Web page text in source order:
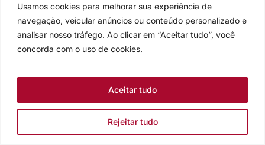
Usamos cookies para melhorar sua experiência de
navegação, veicular anúncios ou conteúdo personalizado e
analisar nosso tráfego. Ao clicar em “Aceitar tudo”, você
concorda com o uso de cookies.
Rejeitar tudo
Aceitar tudo
nosso pecado. Estamos inscritos numa sociedade
que nos empurra para o lucro, a discriminação, a
vantagem sobre a desgraça de outros. Não nos
podemos desculpar. As estruturas da injustiça que
abundância para todos. Não temos nos importado
com os doentes; sobretudo os leprosos,
hansenianos estão no abandono, também porque